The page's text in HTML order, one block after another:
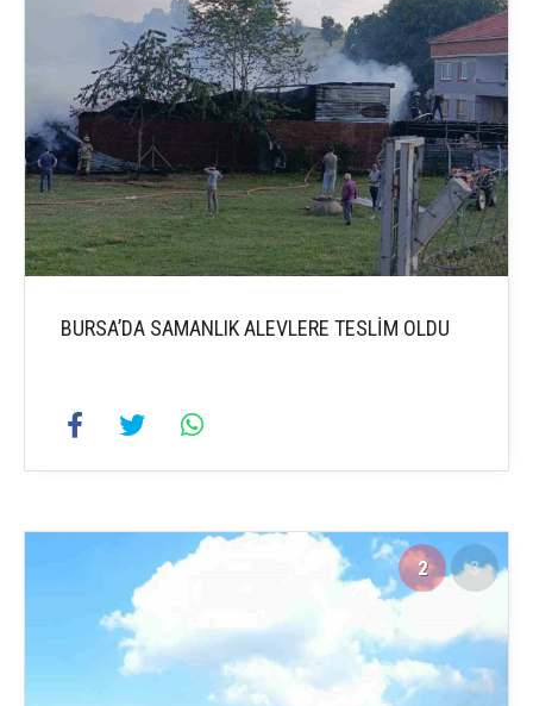
BURSA’DA SAMANLIK ALEVLERE TESLİM OLDU
2 3